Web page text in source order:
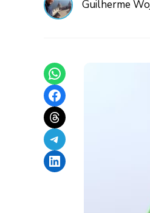
Guilherme
Share on WhatsApp
Share on Facebook
Share on Threads
Share on Telegram
Share on LinkedIn